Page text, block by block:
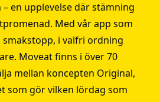
en upplevelse där stämning
Med vår app som
i valfri ordning
Moveat finns i över 70
mellan koncepten Original,
som gör vilken lördag som